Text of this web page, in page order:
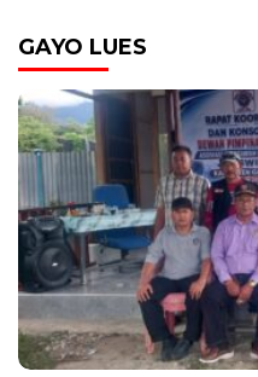
GAYO LUES